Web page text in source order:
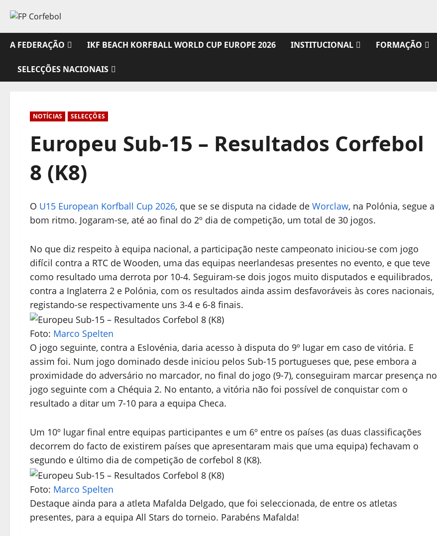
para
o
conteúdo
A FEDERAÇÃO IKF BEACH KORFBALL WORLD CUP EUROPE 2026 INSTITUCIONAL FORMAÇÃO
SELECÇÕES NACIONAIS
NOTÍCIAS SELECÇÕES
Europeu Sub-15 – Resultados Corfebol
8 (K8)
O U15 European Korfball Cup 2026, que se se disputa na cidade de Worclaw, na Polónia, segue a
bom ritmo. Jogaram-se, até ao final do 2º dia de competição, um total de 30 jogos.
No que diz respeito à equipa nacional, a participação neste campeonato iniciou-se com jogo
difícil contra a RTC de Wooden, uma das equipas neerlandesas presentes no evento, e que teve
como resultado uma derrota por 10-4. Seguiram-se dois jogos muito disputados e equilibrados,
contra a Inglaterra 2 e Polónia, com os resultados ainda assim desfavoráveis às cores nacionais,
registando-se respectivamente uns 3-4 e 6-8 finais.
Foto: Marco Spelten
O jogo seguinte, contra a Eslovénia, daria acesso à disputa do 9º lugar em caso de vitória. E
assim foi. Num jogo dominado desde iniciou pelos Sub-15 portugueses que, pese embora a
proximidade do adversário no marcador, no final do jogo (9-7), conseguiram marcar presença no
jogo seguinte com a Chéquia 2. No entanto, a vitória não foi possível de conquistar com o
resultado a ditar um 7-10 para a equipa Checa.
Um 10º lugar final entre equipas participantes e um 6º entre os países (as duas classificações
decorrem do facto de existirem países que apresentaram mais que uma equipa) fechavam o
segundo e último dia de competição de corfebol 8 (K8).
Foto: Marco Spelten
Destaque ainda para a atleta Mafalda Delgado, que foi seleccionada, de entre os atletas
presentes, para a equipa All Stars do torneio. Parabéns Mafalda!